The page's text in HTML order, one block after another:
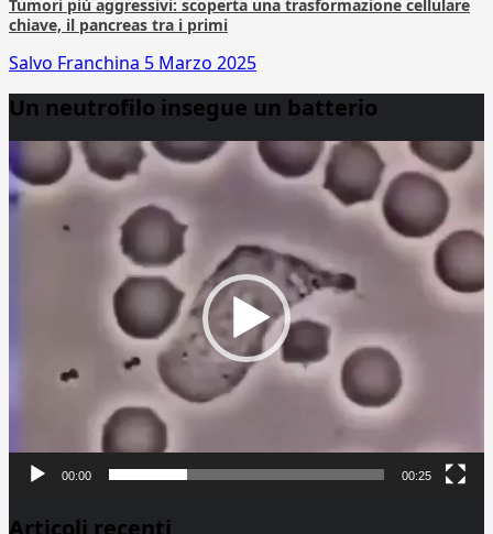
Tumori più aggressivi: scoperta una trasformazione cellulare
chiave, il pancreas tra i primi
Salvo Franchina 5 Marzo 2025
Un neutrofilo insegue un batterio
Player
00:00 00:25